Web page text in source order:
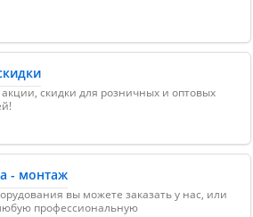
скидки для розничных и оптовых
- монтаж
вы можете заказать у нас, или
профессиональную